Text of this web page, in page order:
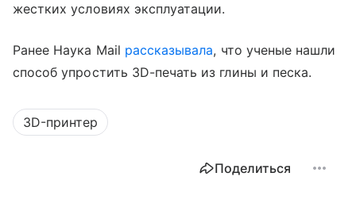
жестких условиях эксплуатации.
Ранее Наука Mail рассказывала, что ученые нашли
способ упростить 3D-печать из глины и песка.
3D-принтер
Поделиться